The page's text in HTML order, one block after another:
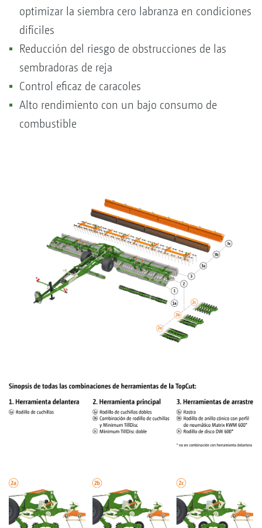
optimizar la siembra cero labranza en condiciones
difíciles
Reducción del riesgo de obstrucciones de las
sembradoras de reja
Control eficaz de caracoles
Alto rendimiento con un bajo consumo de
combustible